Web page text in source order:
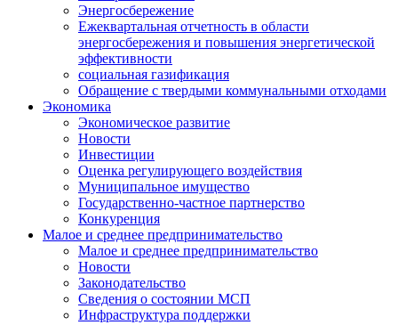
Энергосбережение
Ежеквартальная отчетность в области
энергосбережения и повышения энергетической
эффективности
социальная газификация
Обращение с твердыми коммунальными отходами
Экономика
Экономическое развитие
Новости
Инвестиции
Оценка регулирующего воздействия
Муниципальное имущество
Государственно-частное партнерство
Конкуренция
Малое и среднее предпринимательство
Малое и среднее предпринимательство
Новости
Законодательство
Сведения о состоянии МСП
Инфраструктура поддержки